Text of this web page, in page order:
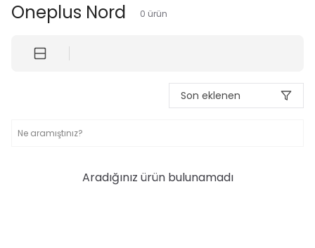
Oneplus Nord 0 ürün
Son eklenen
Aradığınız ürün bulunamadı